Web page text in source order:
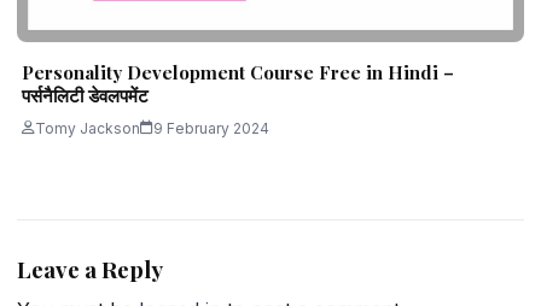
Personality Development Course Free in Hindi –
पर्सनैलिटी डेवलपमेंट
Tomy Jackson 9 February 2024
Leave a Reply